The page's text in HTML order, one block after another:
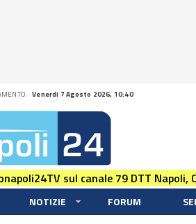
Venerdi 7 Agosto 2026, 10:40
sul canale 79 DTT
NOTIZIE FORUM